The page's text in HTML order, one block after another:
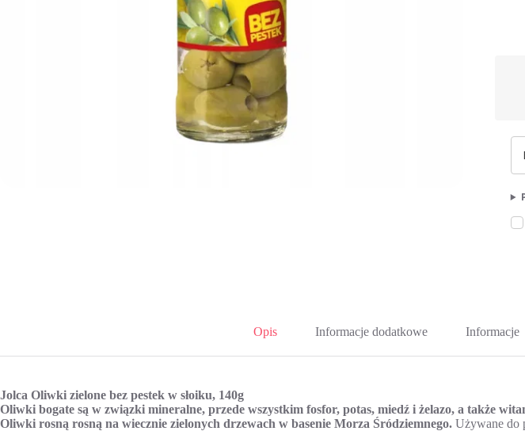
Opis Informacje dodatkowe Informacje
Jolca Oliwki zielone bez pestek w słoiku, 140g
Oliwki bogate są w związki mineralne, przede wszystkim fosfor, potas, miedź i żelazo, a także
Oliwki rosną rosną na wiecznie zielonych drzewach w basenie Morza Śródziemnego. Używane do